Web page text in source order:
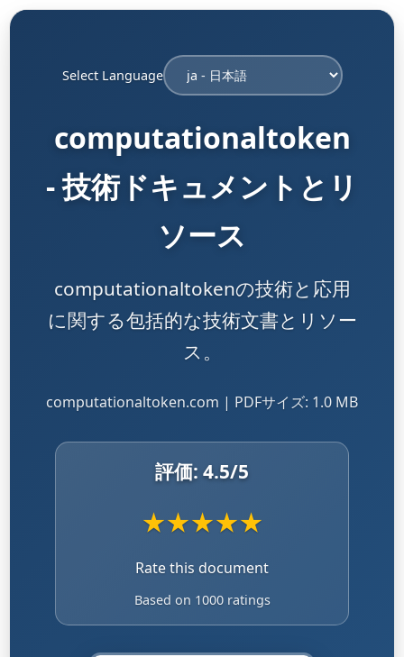
Select Language
computationaltoken
- 技術ドキュメントとリ
ソース
computationaltokenの技術と応用
に関する包括的な技術文書とリソー
ス。
computationaltoken.com | PDFサイズ: 1.0 MB
評価: 4.5/5
★★★★★
Rate this document
Based on 1000 ratings